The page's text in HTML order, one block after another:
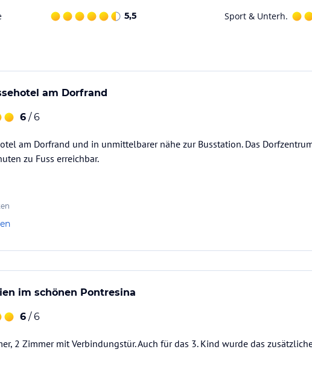
5,5 Sport & Unterh.
am Dorfrand
6 / 6
am Dorfrand und in unmittelbarer nähe zur Busstation. Das
zu Fuss erreichbar.
im schönen Pontresina
6 / 6
2 Zimmer mit Verbindungstür. Auch für das 3. Kind wurde das